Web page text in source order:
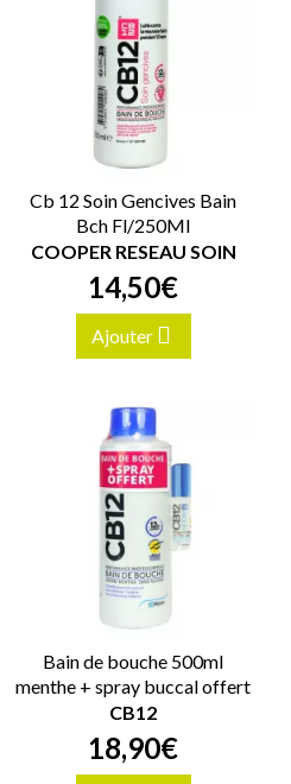
Cb 12 Soin Gencives Bain
Bch Fl/250Ml
COOPER RESEAU SOIN
14,50€
Ajouter
Bain de bouche 500ml
menthe + spray buccal offert
CB12
18,90€